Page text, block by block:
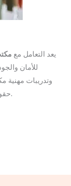
يعد التعامل مع
للأمان
وتدريبات مهنية
حقوق العميل وتوفر له البديل الفوري في أي وقت.